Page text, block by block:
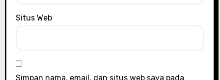
Situs Web
Simpan nama, email, dan situs web saya pada